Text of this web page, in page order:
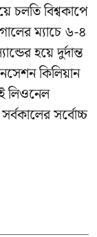
চলতি বিশ্বকাপে
ম্যাচে ৬-৪
হয়ে দুর্দান্ত
কিলিয়ান
লিওনেল
সর্বোচ্চ